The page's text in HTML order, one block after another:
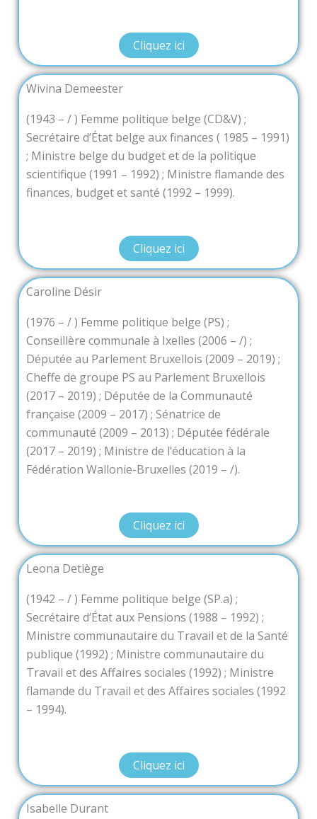
Cliquez ici
Wivina Demeester
(1943 – / ) Femme politique belge (CD&V) ;
Secrétaire d’État belge aux finances ( 1985 – 1991)
; Ministre belge du budget et de la politique
scientifique (1991 – 1992) ; Ministre flamande des
finances, budget et santé (1992 – 1999).
Cliquez ici
Caroline Désir
(1976 – / ) Femme politique belge (PS) ;
Conseillère communale à Ixelles (2006 – /) ;
Députée au Parlement Bruxellois (2009 – 2019) ;
Cheffe de groupe PS au Parlement Bruxellois
(2017 – 2019) ; Députée de la Communauté
française (2009 – 2017) ; Sénatrice de
communauté (2009 – 2013) ; Députée fédérale
(2017 – 2019) ; Ministre de l’éducation à la
Fédération Wallonie-Bruxelles (2019 – /).
Cliquez ici
Leona Detiège
(1942 – / ) Femme politique belge (SP.a) ;
Secrétaire d’État aux Pensions (1988 – 1992) ;
Ministre communautaire du Travail et de la Santé
publique (1992) ; Ministre communautaire du
Travail et des Affaires sociales (1992) ; Ministre
flamande du Travail et des Affaires sociales (1992
– 1994).
Cliquez ici
Isabelle Durant